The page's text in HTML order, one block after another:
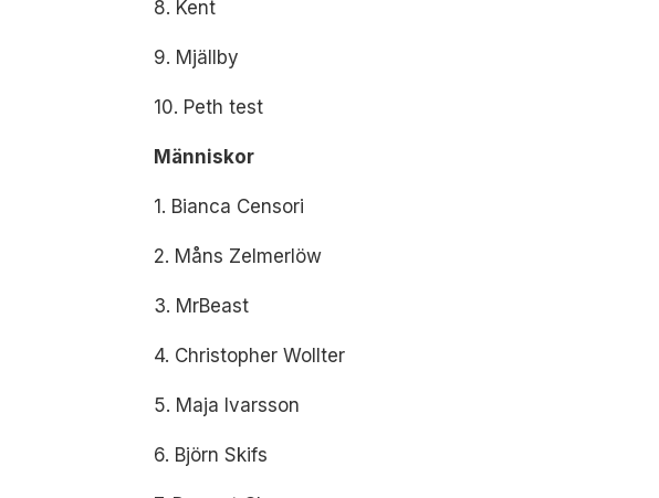
8. Kent
9. Mjällby
10. Peth test
Människor
1. Bianca Censori
2. Måns Zelmerlöw
3. MrBeast
4. Christopher Wollter
5. Maja Ivarsson
6. Björn Skifs